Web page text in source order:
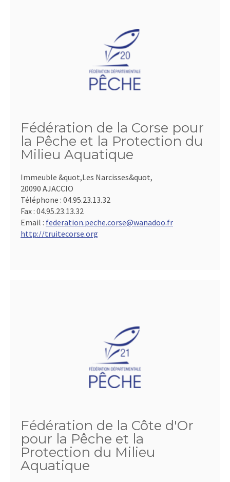
Fédération de la Corse pour
la Pêche et la Protection du
Milieu Aquatique
Immeuble &quot,Les Narcisses&quot,
20090 AJACCIO
Téléphone : 04.95.23.13.32
Fax : 04.95.23.13.32
Email : federation.peche.corse@wanadoo.fr
http://truitecorse.org
Fédération de la Côte d'Or
pour la Pêche et la
Protection du Milieu
Aquatique